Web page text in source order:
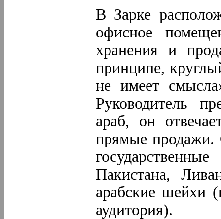
В Зарке
офисное
хранения и
прин­ципе,
не имеет
Руководитель
араб, он
прямые
Пакистана,
арабские шейхи
аудитория).